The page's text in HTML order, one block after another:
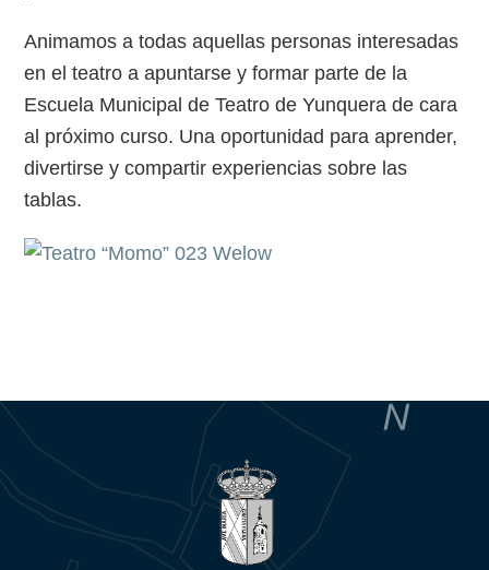
Animamos a todas aquellas personas interesadas
en el teatro a apuntarse y formar parte de la
Escuela Municipal de Teatro de Yunquera de cara
al próximo curso. Una oportunidad para aprender,
divertirse y compartir experiencias sobre las
tablas.